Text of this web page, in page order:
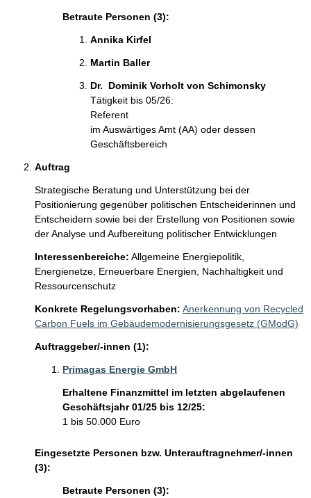
Betraute Personen (3):
Annika Kirfel
Martin Baller
Dr.  Dominik Vorholt von Schimonsky
Tätigkeit bis 05/26:
Referent
im Auswärtiges Amt (AA) oder dessen
Geschäftsbereich
Auftrag
Strategische Beratung und Unterstützung bei der
Positionierung gegenüber politischen Entscheiderinnen und
Entscheidern sowie bei der Erstellung von Positionen sowie
der Analyse und Aufbereitung politischer Entwicklungen
Interessenbereiche: Allgemeine Energiepolitik,
Energienetze, Erneuerbare Energien, Nachhaltigkeit und
Ressourcenschutz
Konkrete Regelungsvorhaben: Anerkennung von Recycled
Carbon Fuels im Gebäudemodernisierungsgesetz (GModG)
Auftraggeber/-innen (1):
Primagas Energie GmbH
Erhaltene Finanzmittel im letzten abgelaufenen
Geschäftsjahr 01/25 bis 12/25:
1 bis 50.000 Euro
Eingesetzte Personen bzw. Unterauftragnehmer/-innen
(3):
Betraute Personen (3):